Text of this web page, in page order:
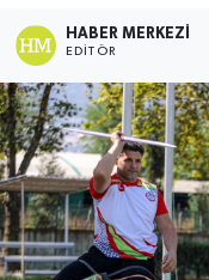
HABER MERKEZI
EDITÖR